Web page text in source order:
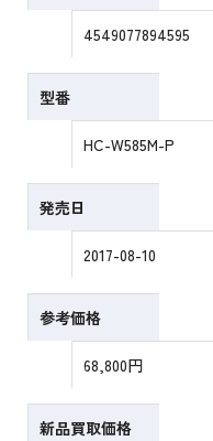
4549077894595
型番
HC-W585M-P
発売日
2017-08-10
参考価格
68,800円
新品買取価格